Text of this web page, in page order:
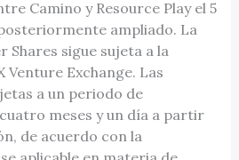
Camino y Resource Play el 5
ampliado. La
Shares sigue sujeta a la
Venture Exchange. Las
a un periodo de
meses y un día a partir
de acuerdo con la